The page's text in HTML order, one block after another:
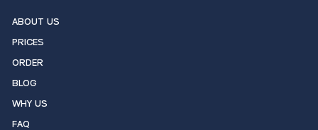
ABOUT US
PRICES
ORDER
BLOG
WHY US
FAQ